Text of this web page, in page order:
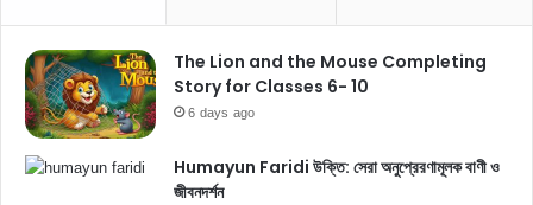
The Lion and the Mouse Completing
Story for Classes 6- 10
6 days ago
Humayun Faridi উক্তি: সেরা অনুপ্রেরণামূলক বাণী ও
জীবনদর্শন